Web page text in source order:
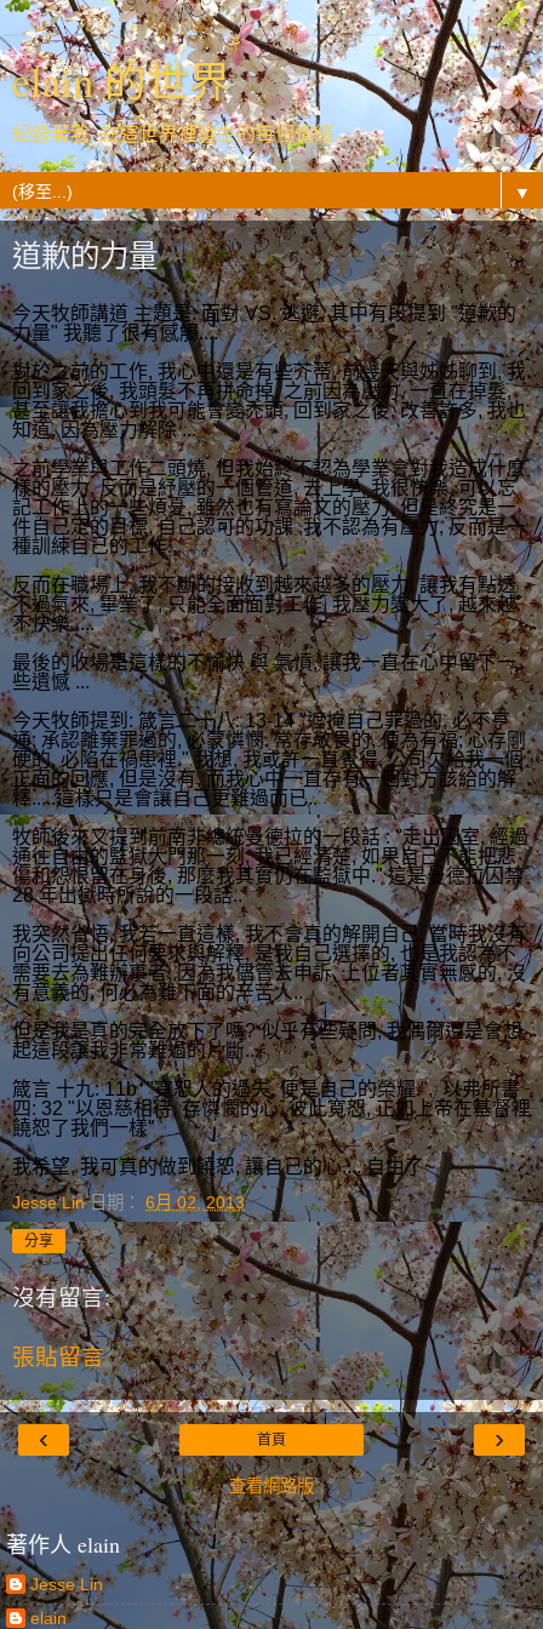
elain 的世界
紀錄著我- 在這世界裡發生的每個情緒...
▼
道歉的力量
今天牧師講道 主題是: 面對 VS. 逃避, 其中有段提到 "道歉的
力量" 我聽了很有感觸....
對於之前的工作, 我心中還是有些芥蒂, 前幾天與姊姊聊到, 我
回到家之後, 我頭髮不再拼命掉, 之前因為壓力, 一直在掉髮,
甚至讓我擔心到我可能會變禿頭, 回到家之後, 改善許多, 我也
知道, 因為壓力解除 ...
之前學業與工作二頭燒, 但我始終不認為學業會對我造成什麼
樣的壓力, 反而是紓壓的一個管道, 去上學, 我很快樂, 可以忘
記工作上的一些煩憂, 雖然也有寫論文的壓力, 但是終究是一
件自己定的目標, 自己認可的功課 ,我不認為有壓力, 反而是一
種訓練自己的工作...
反而在職場上, 我不斷的接收到越來越多的壓力, 讓我有點透
不過氣來, 畢業了, 只能全面面對工作, 我壓力變大了, 越來越
不快樂 ....
最後的收場是這樣的不愉快 與 氣憤, 讓我一直在心中留下一
些遺憾 ...
今天牧師提到: 箴言二十八: 13-14 "遮掩自己罪過的, 必不亨
通; 承認離棄罪過的, 必蒙憐憫. 常存敬畏的, 便為有福; 心存剛
硬的, 必陷在禍患裡." 我想, 我或許一直覺得, 公司欠給我一個
正面的回應, 但是沒有, 而我心中一直存有一個對方該給的解
釋.....這樣只是會讓自己更難過而已..
牧師後來又提到前南非總統曼德拉的一段話 : "走出囚室, 經過
通往自由的監獄大門那一刻, 我已經清楚, 如果自己不能把悲
傷和怨恨留在身後, 那麼我其實仍在監獄中." 這是曼德拉囚禁
28 年出獄時所說的一段話..
我突然省悟, 我若一直這樣, 我不會真的解開自己, 當時我沒有
向公司提出任何要求與解釋, 是我自己選擇的, 也是我認為不
需要去為難辦事者, 因為我儘管去申訴, 上位者其實無感的, 沒
有意義的, 何必為難下面的辛苦人..
但是我是真的完全放下了嗎? 似乎有些疑問, 我偶爾還是會想
起這段讓我非常難過的片斷...
箴言 十九: 11b "寬恕人的過失, 便是自己的榮耀.", 以弗所書
四: 32 "以恩慈相待, 存憐憫的心, 彼此寬恕, 正如上帝在基督裡
饒恕了我們一樣"
我希望, 我可真的做到饒恕, 讓自己的心.... 自由了~
Jesse Lin 日期： 6月 02, 2013
分享
沒有留言:
張貼留言
‹ ›
首頁
查看網路版
著作人 elain
Jesse Lin
elain